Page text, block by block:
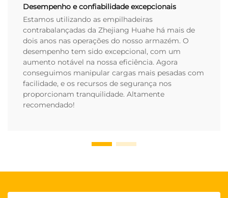
Desempenho e confiabilidade excepcionais
Estamos utilizando as empilhadeiras
contrabalançadas da Zhejiang Huahe há mais de
dois anos nas operações do nosso armazém. O
desempenho tem sido excepcional, com um
aumento notável na nossa eficiência. Agora
conseguimos manipular cargas mais pesadas com
facilidade, e os recursos de segurança nos
proporcionam tranquilidade. Altamente
recomendado!